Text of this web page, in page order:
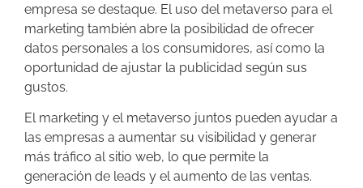
empresa se destaque. El uso del metaverso para el
marketing también abre la posibilidad de ofrecer
datos personales a los consumidores, así como la
oportunidad de ajustar la publicidad según sus
gustos.
El marketing y el metaverso juntos pueden ayudar a
las empresas a aumentar su visibilidad y generar
más tráfico al sitio web, lo que permite la
generación de leads y el aumento de las ventas.